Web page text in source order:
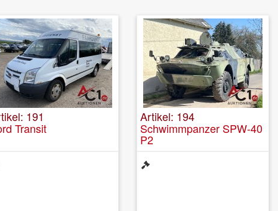
191
Transit
Artikel: 194
Schwimmpanzer SPW-40
P2